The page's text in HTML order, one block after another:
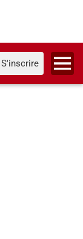
S'inscrire